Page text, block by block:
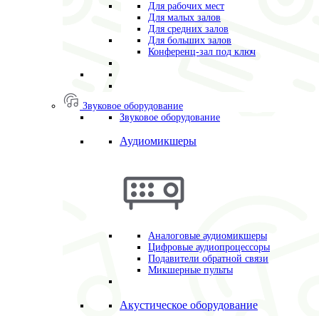
Для рабочих мест
Для малых залов
Для средних залов
Для больших залов
Конференц-зал под ключ
Звуковое оборудование
Звуковое оборудование
Аудиомикшеры
Аналоговые аудиомикшеры
Цифровые аудиопроцессоры
Подавители обратной связи
Микшерные пульты
Акустическое оборудование